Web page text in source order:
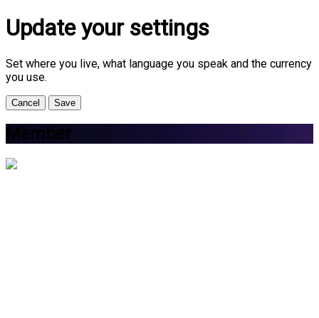
Update your settings
Set where you live, what language you speak and the currency
you use.
Cancel Save
Member